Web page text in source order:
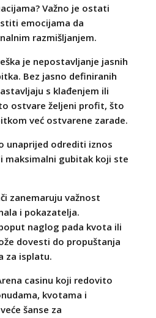
Važno je ostati
emocijama da
razmišljanjem.
je nepostavljanje jasnih
Bez jasno definiranih
s klađenjem ili
ostvare željeni profit, što
već ostvarene zarade.
unaprijed odrediti iznos
maksimalni gubitak koji ste
zanemaruju važnost
i pokazatelja.
naglog pada kvota ili
dovesti do propuštanja
za isplatu.
casinu koji redovito
kvotama i
šanse za